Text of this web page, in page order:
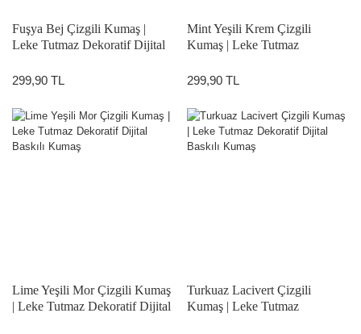
Fuşya Bej Çizgili Kumaş |
Leke Tutmaz Dekoratif Dijital
299,90 TL
Mint Yeşili Krem Çizgili
Kumaş | Leke Tutmaz
299,90 TL
Lime Yeşili Mor Çizgili Kumaş
| Leke Tutmaz Dekoratif Dijital
Turkuaz Lacivert Çizgili
Kumaş | Leke Tutmaz